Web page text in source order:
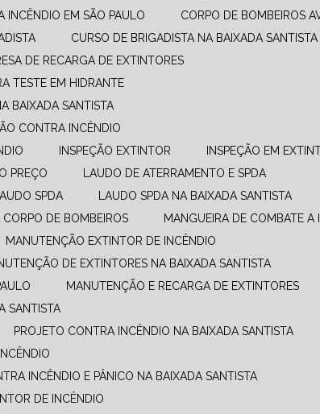
INCÊNDIO​ EM SÃO PAULO
CORPO DE BOMBEIROS
CURSO DE BRIGADISTA NA BAIXADA SANTISTA
DE RECARGA DE EXTINTORES
TESTE EM HIDRANTE
BAIXADA SANTISTA
CONTRA INCÊNDIO
INSPEÇÃO EXTINTOR
INSPEÇÃO EM
PREÇO
LAUDO DE ATERRAMENTO E SPDA
LAUDO SPDA
LAUDO SPDA NA BAIXADA SANTISTA
CORPO DE BOMBEIROS
MANGUEIRA DE COMBATE A
MANUTENÇÃO EXTINTOR DE INCÊNDIO
DE EXTINTORES NA BAIXADA SANTISTA
MANUTENÇÃO E RECARGA DE EXTINTORES
SANTISTA
PROJETO CONTRA INCÊNDIO NA BAIXADA SANTISTA
INCÊNDIO E PÂNICO NA BAIXADA SANTISTA
DE INCÊNDIO